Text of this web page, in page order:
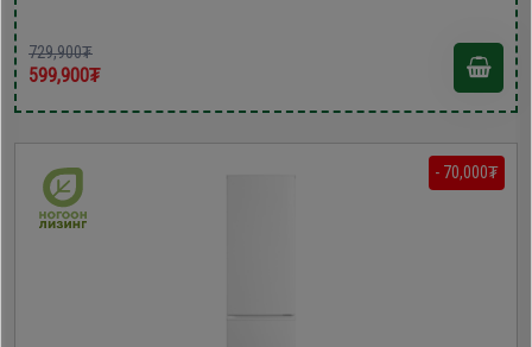
729,900₮
599,900₮
- 70,000₮